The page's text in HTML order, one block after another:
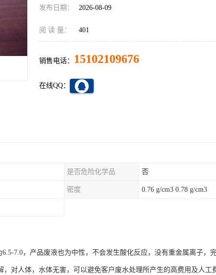
发布日期： 2026-08-09
阅 读 量： 401
销售电话： 15102109676
在线QQ：
是否危险化学品 否
密度 0.76 g/cm3 0.78 g/cm3
7.0，产品废液也为中性，不会发生酸化反应，没有重金属离子，
对人体，水体无害，可以避免客户废水处理所产生的高费用及人工